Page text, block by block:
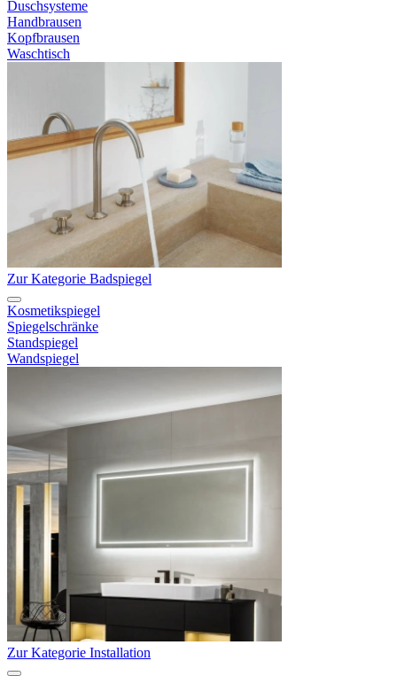
Duschsysteme
Handbrausen
Kopfbrausen
Waschtisch
Zur Kategorie Badspiegel
Kosmetikspiegel
Spiegelschränke
Standspiegel
Wandspiegel
Zur Kategorie Installation